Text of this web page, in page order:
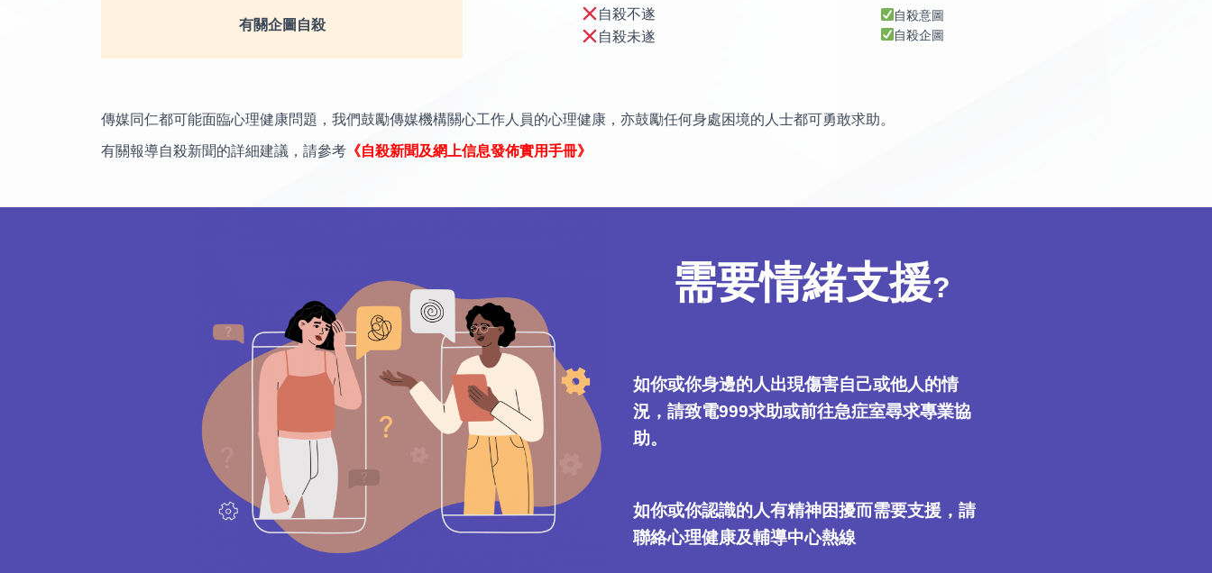
有關企圖自殺
自殺不遂
自殺未遂
自殺意圖
自殺企圖
傳媒同仁都可能面臨心理健康問題，我們鼓勵傳媒機構關心工作人員的心理健康，亦鼓勵任何身處困境的人士都可勇敢求助。
有關報導自殺新聞的詳細建議，請參考 《自殺新聞及網上信息發佈實用手冊》
需要情緒支援?
如你或你身邊的人出現傷害自己或他人的情
況，請致電999求助或前往急症室尋求專業協
助。
如你或你認識的人有精神困擾而需要支援，請
聯絡心理健康及輔導中心熱線